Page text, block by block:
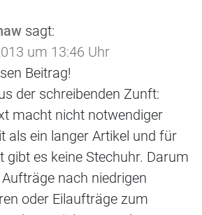
sagt:
um 13:46 Uhr
Beitrag!
der schreibenden Zunft:
macht nicht notwendiger
als ein langer Artikel und für
gibt es keine Stechuhr. Darum
nach niedrigen
oder Eilaufträge zum